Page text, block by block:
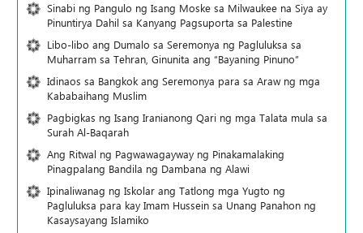
Sinabi ng Pangulo ng Isang Moske sa Milwaukee na Siya ay
Pinuntirya Dahil sa Kanyang Pagsuporta sa Palestine
Libo-libo ang Dumalo sa Seremonya ng Pagluluksa sa
Muharram sa Tehran, Ginunita ang “Bayaning Pinuno”
Idinaos sa Bangkok ang Seremonya para sa Araw ng mga
Kababaihang Muslim
Pagbigkas ng Isang Iranianong Qari ng mga Talata mula sa
Surah Al-Baqarah
Ang Ritwal ng Pagwawagayway ng Pinakamalaking
Pinagpalang Bandila ng Dambana ng Alawi
Ipinaliwanag ng Iskolar ang Tatlong mga Yugto ng
Pagluluksa para kay Imam Hussein sa Unang Panahon ng
Kasaysayang Islamiko